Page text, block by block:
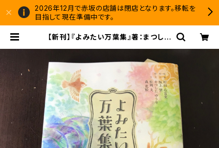
2026年12月で赤坂の店舗は閉店となります。移転を
目指して現在準備中です。
【新刊】『よみたい万葉集』著：まつした